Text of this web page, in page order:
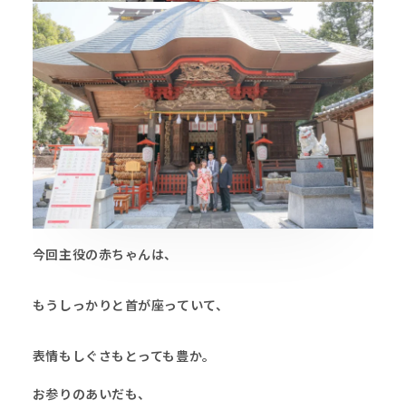
今回主役の赤ちゃんは、
もうしっかりと首が座っていて、
表情もしぐさもとっても豊か。
お参りのあいだも、